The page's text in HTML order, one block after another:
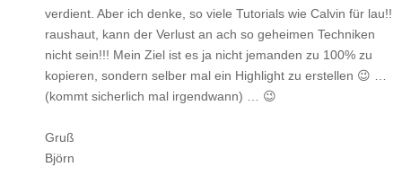
verdient. Aber ich denke, so viele Tutorials wie Calvin für lau!!
raushaut, kann der Verlust an ach so geheimen Techniken
nicht sein!!! Mein Ziel ist es ja nicht jemanden zu 100% zu
kopieren, sondern selber mal ein Highlight zu erstellen 😉 …
(kommt sicherlich mal irgendwann) … 😉
Gruß
Björn